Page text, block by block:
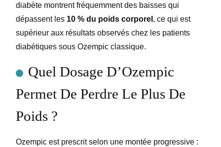
diabète montrent fréquemment des baisses qui
dépassent les 10 % du poids corporel , ce qui est
supérieur aux résultats observés chez les patients
diabétiques sous Ozempic classique.
Quel Dosage D’Ozempic
Permet De Perdre Le Plus De
Poids ?
Ozempic est prescrit selon une montée progressive :